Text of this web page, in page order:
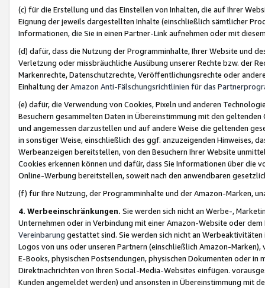
(c) für die Erstellung und das Einstellen von Inhalten, die auf Ihrer
Eignung der jeweils dargestellten Inhalte (einschließlich sämtlicher
Informationen, die Sie in einen Partner-Link aufnehmen oder mit
(d) dafür, dass die Nutzung der Programminhalte, Ihrer Website und
Verletzung oder missbräuchliche Ausübung unserer Rechte bzw. der
Markenrechte, Datenschutzrechte, Veröffentlichungsrechte oder
Einhaltung derAmazon Anti-Fälschungsrichtlinien für das
(e) dafür, die Verwendung von Cookies, Pixeln und anderen
Besuchern gesammelten Daten in Übereinstimmung mit den
und angemessen darzustellen und auf andere Weise die geltenden
in sonstiger Weise, einschließlich des ggf. anzuzeigenden Hinweises,
Werbeanzeigen bereitstellen, von den Besuchern Ihrer Website
Cookies erkennen können und dafür, dass Sie Informationen über die
Online-Werbung bereitstellen, soweit nach den anwendbaren
(f) für Ihre Nutzung, der Programminhalte und der Amazon-Marken,
4. Werbeeinschränkungen. Sie werden sich nicht an Werbe-,
Unternehmen oder in Verbindung mit einer Amazon-Website oder
Vereinbarung gestattet sind. Sie werden sich nicht an
Logos von uns oder unseren Partnern (einschließlich Amazon-
E-Books, physischen Postsendungen, physischen Dokumenten oder in
Direktnachrichten von Ihren Social-Media-Websites einfügen.
Kunden angemeldet werden) und ansonsten in Übereinstimmung mit